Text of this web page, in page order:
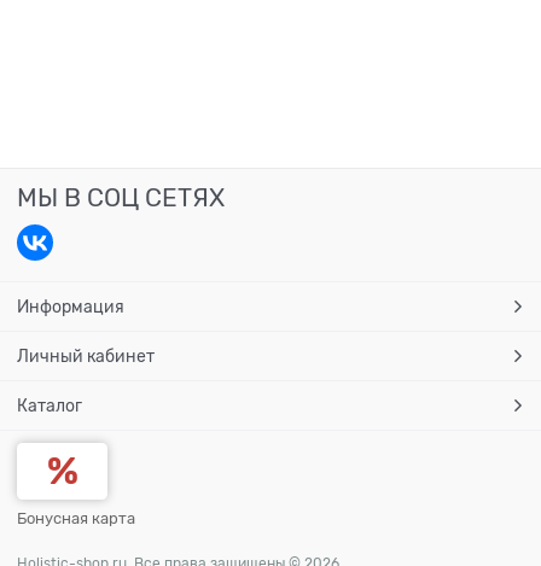
МЫ В СОЦ СЕТЯХ
Информация
Личный кабинет
Каталог
Бонусная карта